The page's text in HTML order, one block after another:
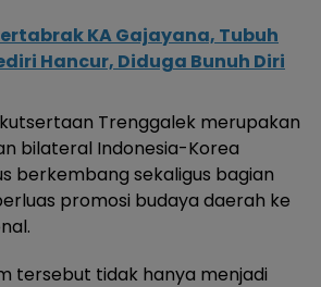
KA Gajayana, Tubuh
Hancur, Diduga Bunuh Diri
Trenggalek merupakan
bilateral Indonesia-Korea
berkembang sekaligus bagian
promosi budaya daerah ke
tersebut tidak hanya menjadi